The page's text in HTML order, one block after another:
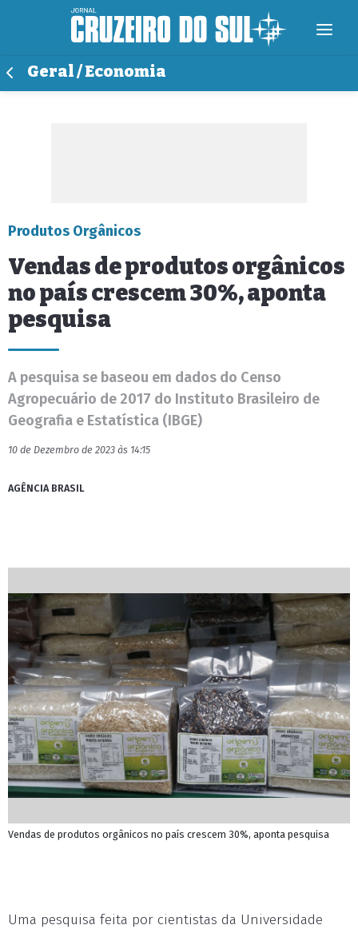
Geral / Economia
Produtos Orgânicos
Vendas de produtos orgânicos
no país crescem 30%, aponta
pesquisa
A pesquisa se baseou em dados do Censo
Agropecuário de 2017 do Instituto Brasileiro de
Geografia e Estatística (IBGE)
10 de Dezembro de 2023 às 14:15
AGÊNCIA BRASIL
Vendas de produtos orgânicos no país crescem 30%, aponta pesquisa
Uma pesquisa feita por cientistas da Universidade